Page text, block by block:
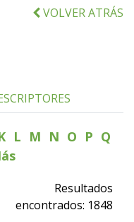
VOLVER ATRÁS
L M N O P Q
Resultados
encontrados: 1848